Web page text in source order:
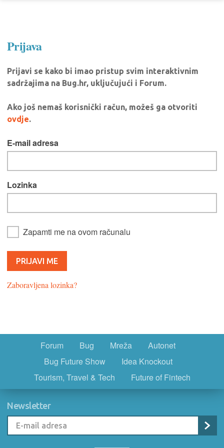
Prijava
Prijavi se kako bi imao pristup svim interaktivnim
sadržajima na Bug.hr, uključujući i Forum.
Ako još nemaš korisnički račun, možeš ga otvoriti
ovdje.
E-mail adresa
Lozinka
Zapamti me na ovom računalu
Zaboravljena lozinka?
Forum Bug Mreža
Autonet
Bug Future Show
Idea Knockout
Tourism, Travel & Tech
Future of Fintech
Newsletter